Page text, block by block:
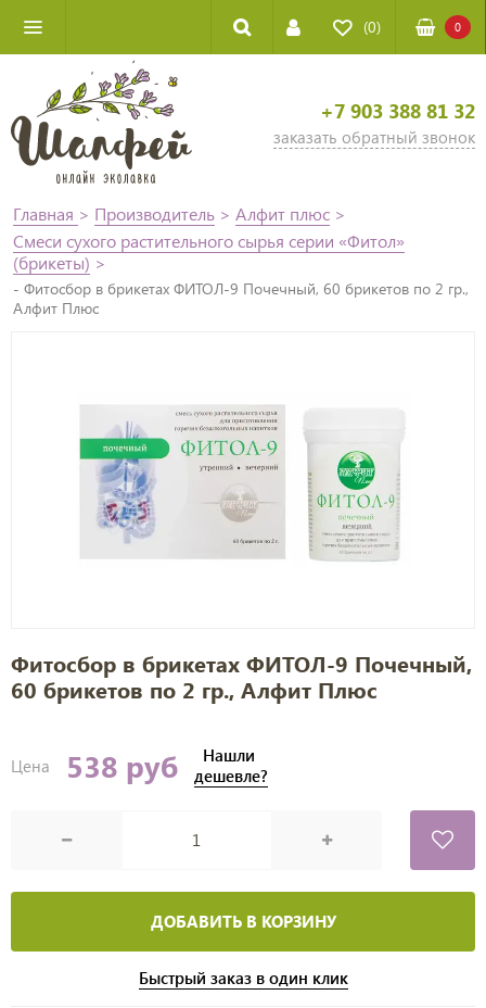
(0) 0
+7 903 388 81 32
заказать обратный звонок
Главная > Производитель > Алфит плюс >
Смеси сухого растительного сырья серии «Фитол»
(брикеты) >
- Фитосбор в брикетах ФИТОЛ-9 Почечный, 60 брикетов по 2 гр.,
Алфит Плюс
Фитосбор в брикетах ФИТОЛ-9 Почечный,
60 брикетов по 2 гр., Алфит Плюс
Цена 538 руб
Нашли
дешевле?
ДОБАВИТЬ В КОРЗИНУ
Быстрый заказ в один клик